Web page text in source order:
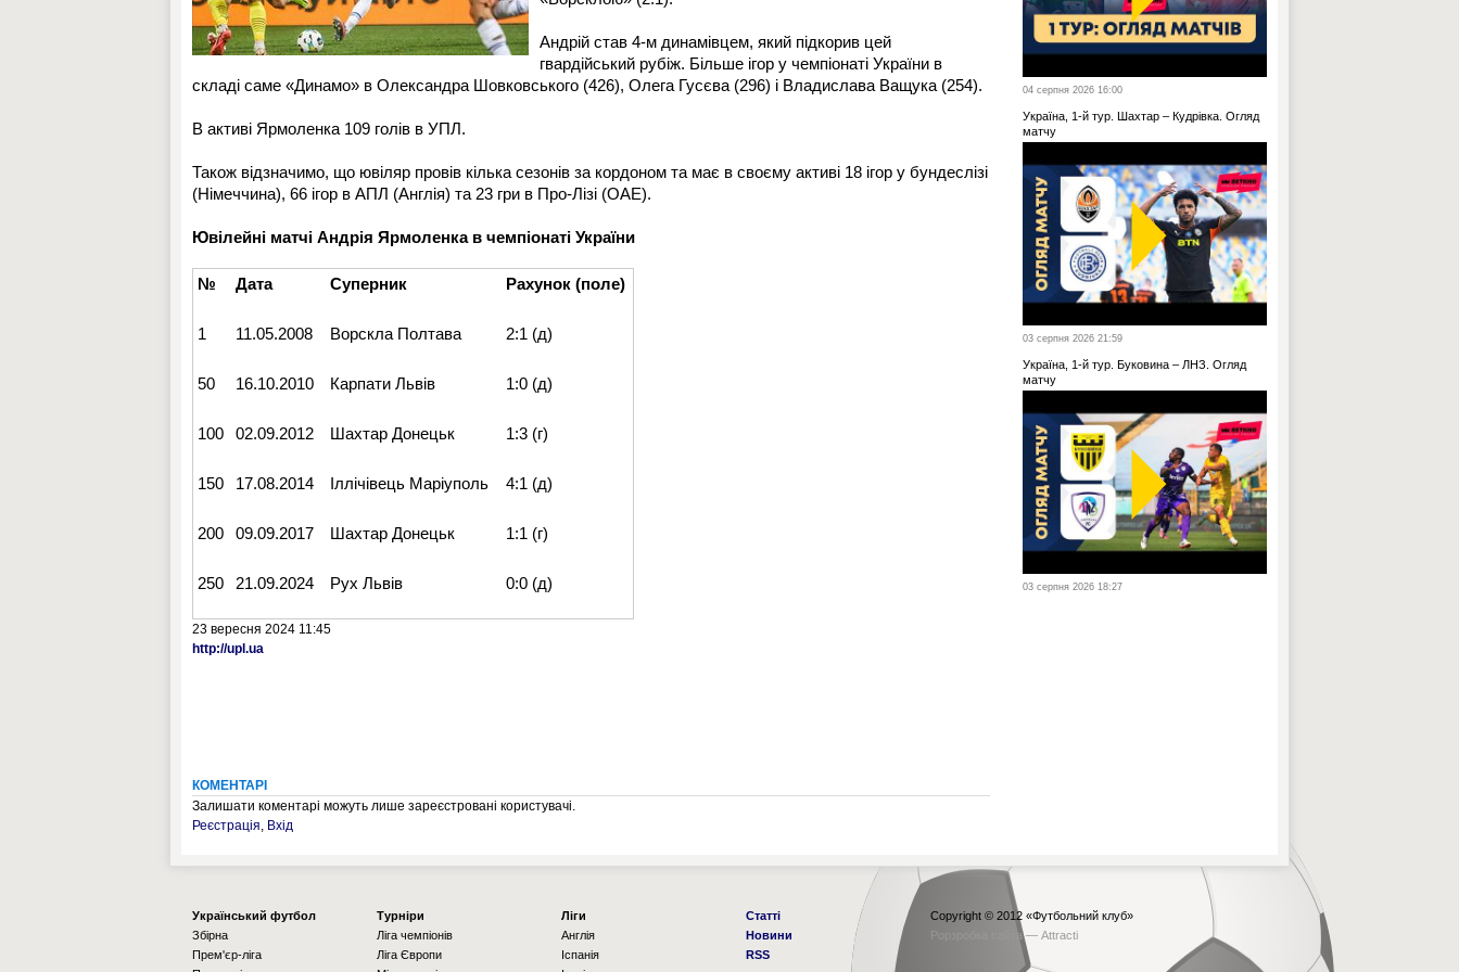
Андрій став 4-м динамівцем, який підкорив цей
гвардійський рубіж. Більше ігор у чемпіонаті України в
складі саме «Динамо» в Олександра Шовковського (426), Олега Гусєва (296) і Владислава Ващука (254).
В активі Ярмоленка 109 голів в УПЛ.
Також відзначимо, що ювіляр провів кілька сезонів за кордоном та має в своєму активі 18 ігор у бундеслізі
(Німеччина), 66 ігор в АПЛ (Англія) та 23 гри в Про-Лізі (ОАЕ).
Ювілейні матчі Андрія Ярмоленка в чемпіонаті України
№ Дата Суперник Рахунок (поле)
1 11.05.2008 Ворскла Полтава 2:1 (д)
50 16.10.2010 Карпати Львів 1:0 (д)
100 02.09.2012 Шахтар Донецьк 1:3 (г)
150 17.08.2014 Іллічівець Маріуполь 4:1 (д)
200 09.09.2017 Шахтар Донецьк 1:1 (г)
250 21.09.2024 Рух Львів 0:0 (д)
23 вересня 2024 11:45
http://upl.ua
КОМЕНТАРІ
Залишати коментарі можуть лише зареєстровані користувачі.
Реєстрація, Вхід
04 серпня 2026 16:00
Україна, 1-й тур. Шахтар – Кудрівка. Огляд
матчу
03 серпня 2026 21:59
Україна, 1-й тур. Буковина – ЛНЗ. Огляд
матчу
03 серпня 2026 18:27
Українcький футбол
Збірна
Прем'єр-ліга
Турніри
Ліга чемпіонів
Ліга Європи
Ліги
Англія
Іспанія
Статті
Новини
RSS
Copyright © 2012 «Футбольний клуб»
Рорзробка сайта — Attracti